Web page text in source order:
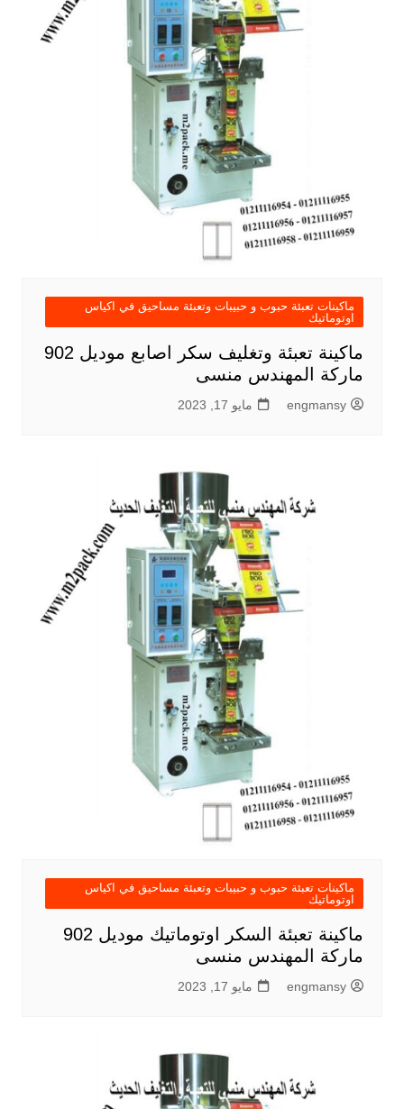
ماكينات تعبئة حبوب و حبيبات وتعبئة مساحيق في اكياس
اوتوماتيك
ماكينة تعبئة وتغليف سكر اصابع موديل 902
ماركة المهندس منسى
engmansy مايو 17, 2023
ماكينات تعبئة حبوب و حبيبات وتعبئة مساحيق في اكياس
اوتوماتيك
ماكينة تعبئة السكر اوتوماتيك موديل 902
ماركة المهندس منسى
engmansy مايو 17, 2023